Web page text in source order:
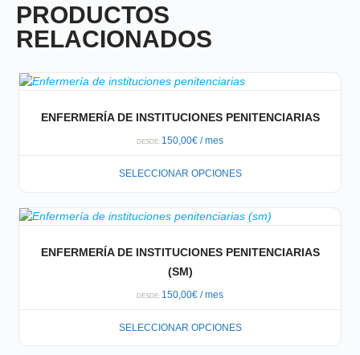
PRODUCTOS
RELACIONADOS
ENFERMERÍA DE INSTITUCIONES PENITENCIARIAS
DESDE: 150,00€ / mes
SELECCIONAR OPCIONES
ENFERMERÍA DE INSTITUCIONES PENITENCIARIAS
(SM)
DESDE: 150,00€ / mes
SELECCIONAR OPCIONES